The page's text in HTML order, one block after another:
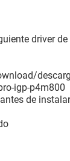
LTD
CPU ]
driver
igp-p4m800
de instalar